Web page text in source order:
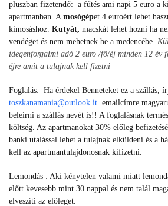
pluszban fizetendő: a fűtés ami napi 5 euro a
apartmanban. A mosógépet 4 euroért lehet
kimosáshoz. Kutyát, macskát lehet hozni ha
vendéget és nem mehetnek be a medencébe.
idegenforgalmi adó 2 euro /fő/éj minden 12 év
éjre amit a tulajnak kell fizetni
Foglalás: Ha érdekel Benneteket ez a szállás,
toszkanamania@outlook.it emailcímre
beleírni a szállás nevét is!! A foglalásnak
költség. Az apartmanokat 30% előleg
banki utalással lehet a tulajnak elküldeni és a
kell az apartmantulajdonosnak kifizetni.
Lemondás : Aki kénytelen valami miatt
előtt kevesebb mint 30 nappal és nem talál
elveszíti az előleget.